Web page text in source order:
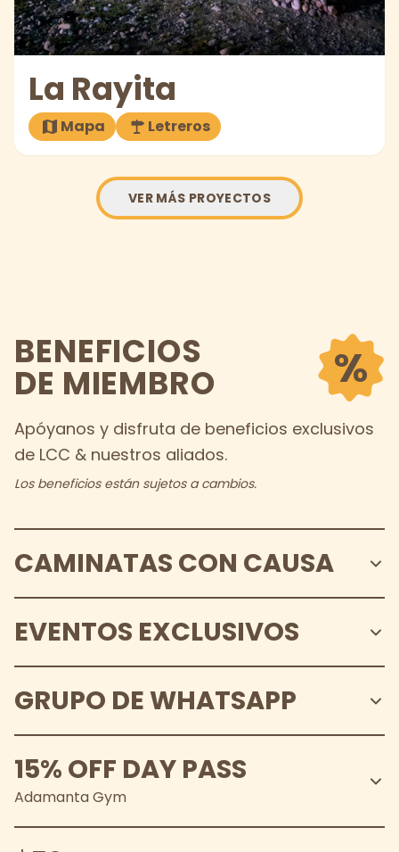
La Rayita
Mapa Letreros
VER MÁS PROYECTOS
BENEFICIOS
DE MIEMBRO %
Apóyanos y disfruta de beneficios exclusivos
de LCC & nuestros aliados.
Los beneficios están sujetos a cambios.
CAMINATAS CON CAUSA
EVENTOS EXCLUSIVOS
GRUPO DE WHATSAPP
15% OFF DAY PASS
Adamanta Gym